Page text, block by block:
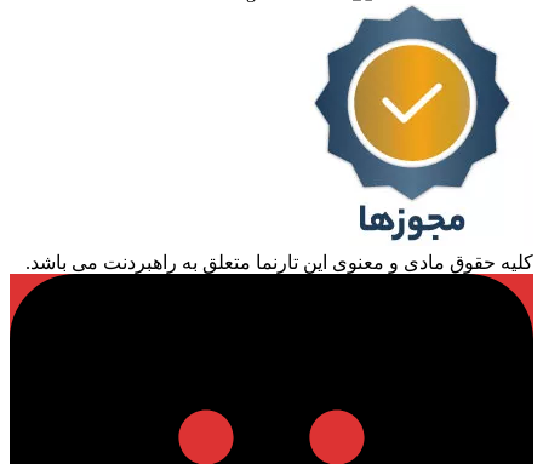
کلیه حقوق مادی و معنوی این تارنما متعلق به راهبردنت می باشد.